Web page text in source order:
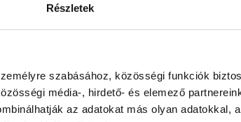
Részletek
szabásához, közösségi funkciók
média-, hirdető- és elemező
az adatokat más olyan adatokkal,
Petőfi
a